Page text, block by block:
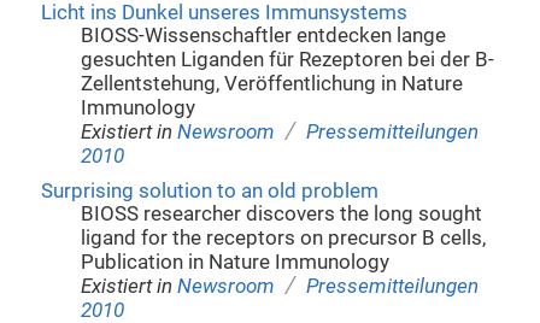
Licht ins Dunkel unseres Immunsystems
BIOSS-Wissenschaftler entdecken lange
gesuchten Liganden für Rezeptoren bei der B-
Zellentstehung, Veröffentlichung in Nature
Immunology
Existiert in Newsroom / Pressemitteilungen
2010
Surprising solution to an old problem
BIOSS researcher discovers the long sought
ligand for the receptors on precursor B cells,
Publication in Nature Immunology
Existiert in Newsroom / Pressemitteilungen
2010